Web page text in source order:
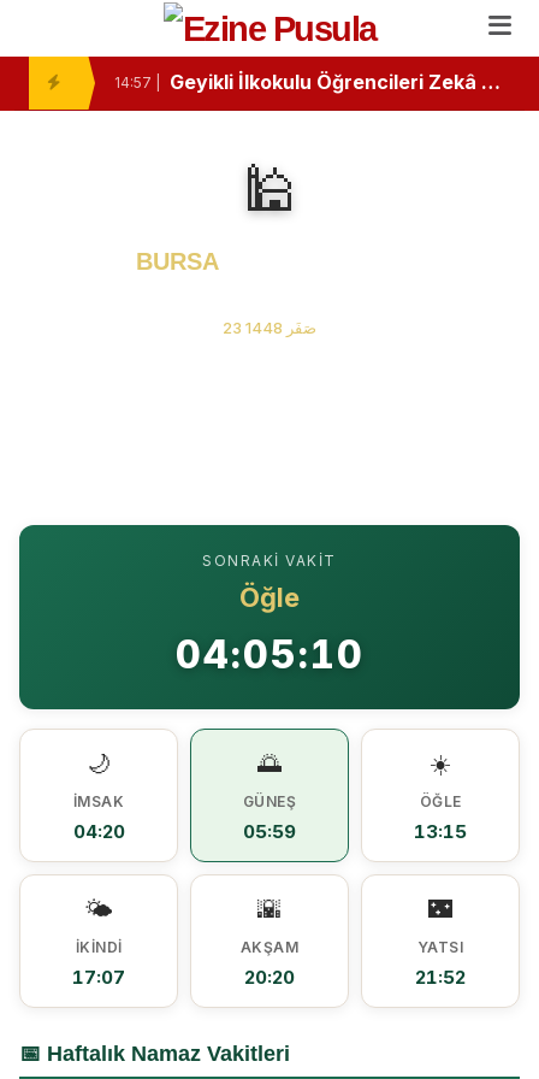
Ezine’de Minik Kalemlerden Büyük Başarı: İlk Kitaplarını Okurlarıyla Buluşturdular
14:57 | Geyikli İlkokulu Öğrencileri Zekâ Oyunlarında Zirvede
🕌
BURSANamaz Vakitleri
23 صَفَر 1448
SONRAKI VAKIT
Öğle
04:05:10
🌙
İMSAK
04:20
🌅
GÜNEŞ
05:59
☀️
ÖĞLE
13:15
🌤️
İKINDI
17:07
🌇
AKŞAM
20:20
🌃
YATSI
21:52
📅 Haftalık Namaz Vakitleri